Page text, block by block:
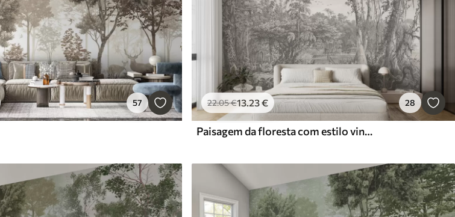
57 22.05€13.23€ 28
Paisagem da floresta com estilo vintage